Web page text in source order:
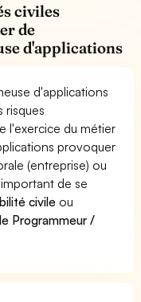
civiles
de
d'applications
d'applications
risques
l'exercice du métier
provoquer
(entreprise) ou
de se
civile ou
Programmeur /